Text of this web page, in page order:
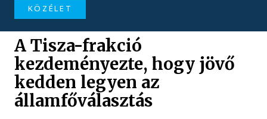
KÖZÉLET
A Tisza-frakció
kezdeményezte, hogy jövő
kedden legyen az
államfőválasztás